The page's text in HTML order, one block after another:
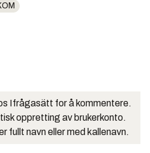
Ifrågasätt for å kommentere.
oppretting av brukerkonto.
fullt navn eller med kallenavn.